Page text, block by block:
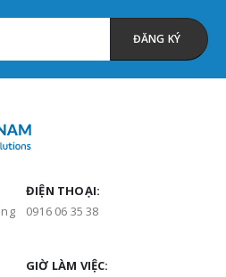
ĐIỆN THOẠI:
0916 06 35 38
GIỜ LÀM VIỆC: